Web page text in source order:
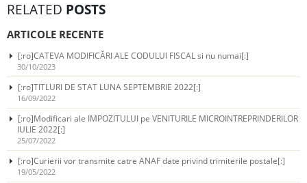
RELATED POSTS
ARTICOLE RECENTE
[:ro]CATEVA MODIFICĂRI ALE CODULUI FISCAL si nu numai[:]
30/10/2023
[:ro]TITLURI DE STAT LUNA SEPTEMBRIE 2022[:]
16/09/2022
[:ro]Modificari ale IMPOZITULUI pe VENITURILE MICROINTREPRINDERILOR
IULIE 2022[:]
25/07/2022
[:ro]Curierii vor transmite catre ANAF date privind trimiterile postale[:]
19/05/2022